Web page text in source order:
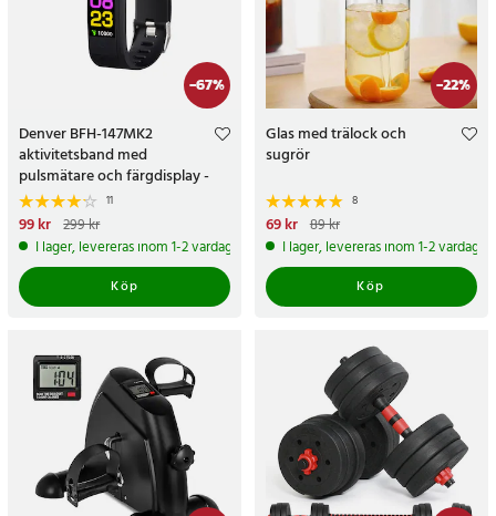
-67%
Denver BFH-147MK2
aktivitetsband med
pulsmätare och färgdisplay -
Svart
11
Nuvarande pris
pris:299 kr
99 kr 299 kr
I lager, levereras inom 1-2 vardagar
Köp
-22%
Glas med trälock och
sugrör
8
Nuvarande pris
pris:89 kr
69 kr 89 kr
I lager, levereras inom 1-2 vardagar
Köp